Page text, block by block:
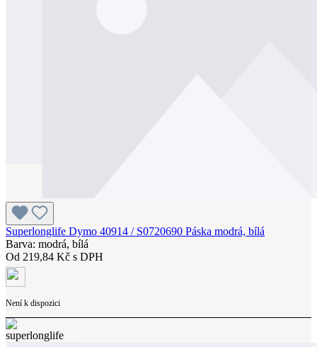
Superlonglife Dymo 40914 / S0720690 Páska modrá, bílá
Barva: modrá, bílá
Od 219,84 Kč s DPH
Není k dispozici